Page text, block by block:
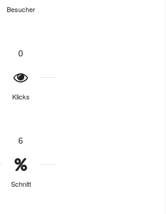
Besucher
0
Klicks
6
Schnitt